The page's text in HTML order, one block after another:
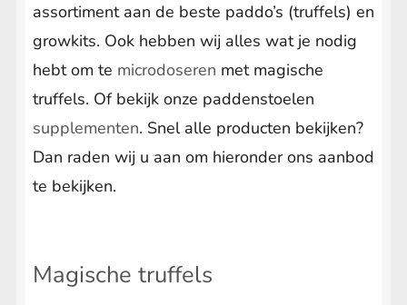
assortiment aan de beste paddo’s (truffels) en
growkits. Ook hebben wij alles wat je nodig
hebt om te microdoseren met magische
truffels. Of bekijk onze paddenstoelen
supplementen. Snel alle producten bekijken?
Dan raden wij u aan om hieronder ons aanbod
te bekijken.
Magische truffels